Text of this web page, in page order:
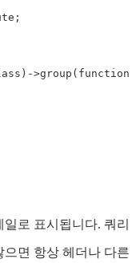
;
) ->group ( function
로 표시됩니다. 쿼리
면 항상 헤더나 다른